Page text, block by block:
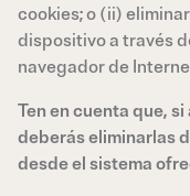
cookies; o (ii)
dispositivo a través
navegador de
Ten en cuenta que,
deberás eliminarlas
desde el sistema